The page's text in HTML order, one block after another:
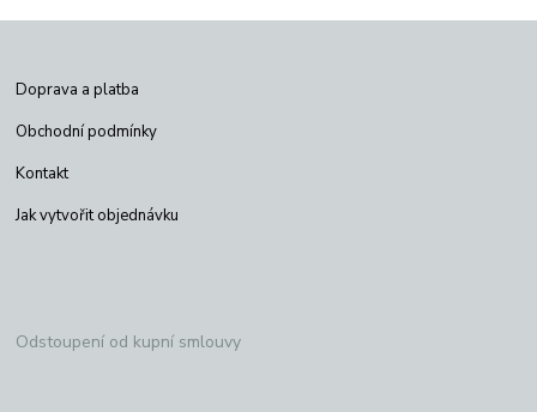
Doprava a platba
Obchodní podmínky
Kontakt
Jak vytvořit objednávku
Odstoupení od kupní smlouvy